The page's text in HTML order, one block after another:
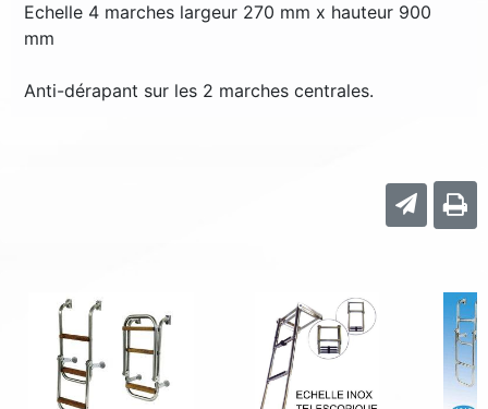
Echelle 4 marches largeur 270 mm x hauteur 900
mm
Anti-dérapant sur les 2 marches centrales.